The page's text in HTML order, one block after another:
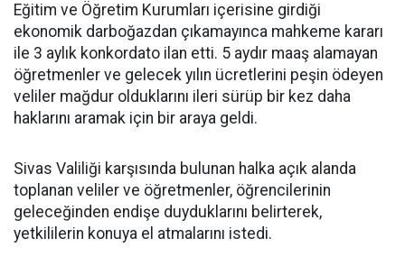
Eğitim ve Öğretim Kurumları içerisine girdiği
ekonomik darboğazdan çıkamayınca mahkeme kararı
ile 3 aylık konkordato ilan etti. 5 aydır maaş alamayan
öğretmenler ve gelecek yılın ücretlerini peşin ödeyen
veliler mağdur olduklarını ileri sürüp bir kez daha
haklarını aramak için bir araya geldi.
Sivas Valiliği karşısında bulunan halka açık alanda
toplanan veliler ve öğretmenler, öğrencilerinin
geleceğinden endişe duyduklarını belirterek,
yetkililerin konuya el atmalarını istedi.